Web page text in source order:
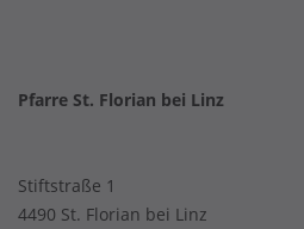
Pfarre St. Florian bei Linz
Stiftstraße 1
4490 St. Florian bei Linz